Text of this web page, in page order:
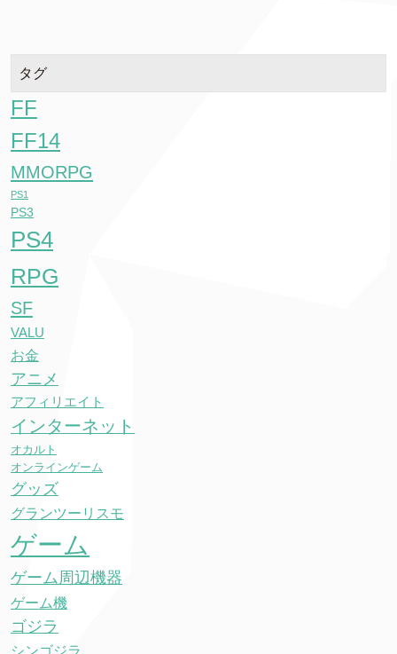
タグ
FF
FF14
MMORPG
PS1
PS3
PS4
RPG
SF
VALU
お金
アニメ
アフィリエイト
インターネット
オカルト
オンラインゲーム
グッズ
グランツーリスモ
ゲーム
ゲーム周辺機器
ゲーム機
ゴジラ
シンゴジラ